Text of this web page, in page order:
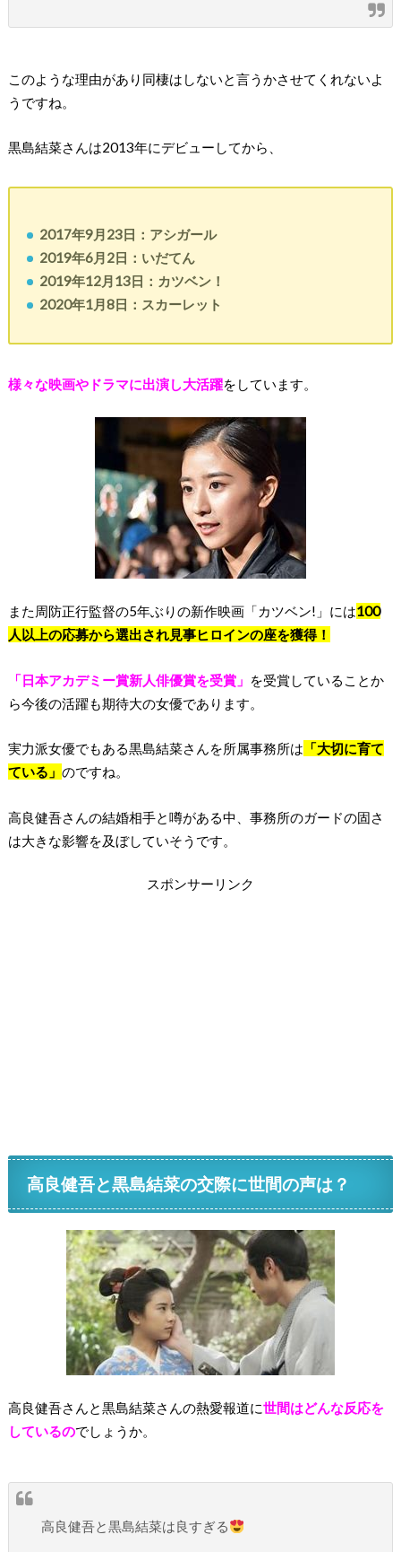
このような理由があり同棲はしないと言うかさせてくれないよ
うですね。
黒島結菜さんは2013年にデビューしてから、
2017年9月23日：アシガール
2019年6月2日：いだてん
2019年12月13日：カツベン！
2020年1月8日：スカーレット
様々な映画やドラマに出演し大活躍をしています。
また周防正行監督の5年ぶりの新作映画「カツベン!」には100
人以上の応募から選出され見事ヒロインの座を獲得！
「日本アカデミー賞新人俳優賞を受賞」 を受賞していることか
ら今後の活躍も期待大の女優であります。
実力派女優でもある黒島結菜さんを所属事務所は 「大切に育て
ている」 のですね。
高良健吾さんの結婚相手と噂がある中、事務所のガードの固さ
は大きな影響を及ぼしていそうです。
スポンサーリンク
高良健吾と黒島結菜の交際に世間の声は？
高良健吾さんと黒島結菜さんの熱愛報道に世間はどんな反応を
しているのでしょうか。
高良健吾と黒島結菜は良すぎる